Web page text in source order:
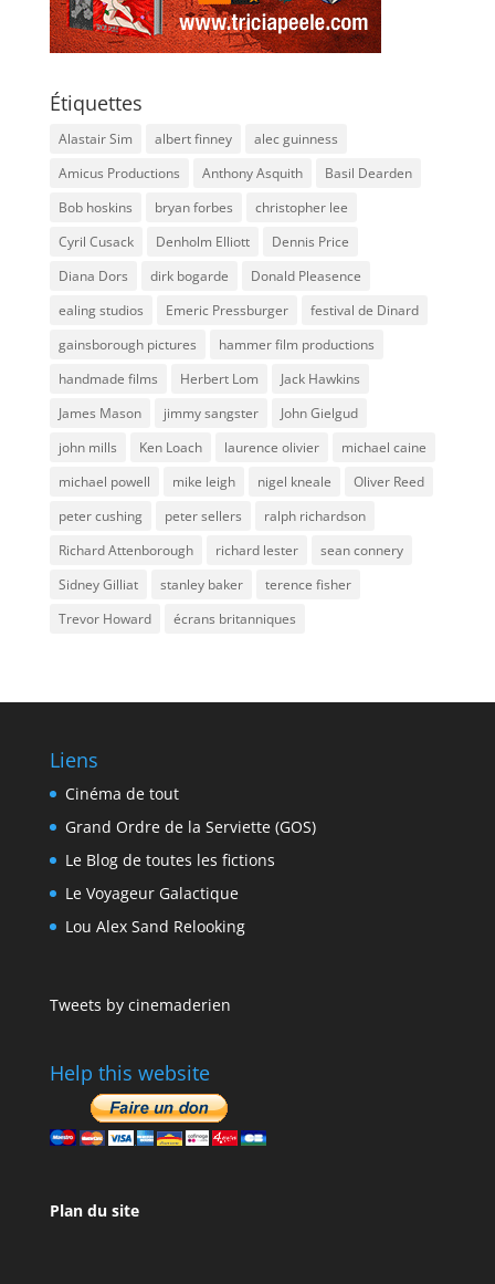
Étiquettes
Alastair Sim albert finney
alec guinness
Amicus Productions
Anthony Asquith
Basil Dearden
Bob hoskins
bryan forbes
christopher lee
Cyril Cusack
Denholm Elliott
Dennis Price
Diana Dors
dirk bogarde
Donald Pleasence
ealing studios
Emeric Pressburger
festival de Dinard
gainsborough pictures
hammer film productions
handmade films
Herbert Lom
Jack Hawkins
James Mason
jimmy sangster
John Gielgud
john mills
Ken Loach laurence olivier
michael caine
michael powell
mike leigh nigel kneale
Oliver Reed
peter cushing
peter sellers
ralph richardson
Richard Attenborough
richard lester
sean connery
Sidney Gilliat
stanley baker
terence fisher
Trevor Howard
écrans britanniques
Liens
Cinéma de tout
Grand Ordre de la Serviette (GOS)
Le Blog de toutes les fictions
Le Voyageur Galactique
Lou Alex Sand Relooking
Tweets by cinemaderien
Help this website
Plan du site